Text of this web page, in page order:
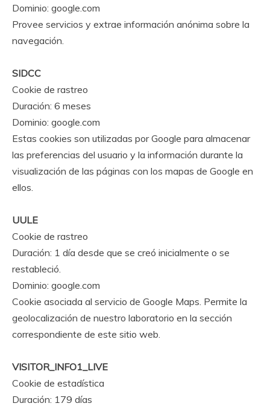
Dominio: google.com
Provee servicios y extrae información anónima sobre la
navegación.
SIDCC
Cookie de rastreo
Duración: 6 meses
Dominio: google.com
Estas cookies son utilizadas por Google para almacenar
las preferencias del usuario y la información durante la
visualización de las páginas con los mapas de Google en
ellos.
UULE
Cookie de rastreo
Duración: 1 día desde que se creó inicialmente o se
restableció.
Dominio: google.com
Cookie asociada al servicio de Google Maps. Permite la
geolocalización de nuestro laboratorio en la sección
correspondiente de este sitio web.
VISITOR_INFO1_LIVE
Cookie de estadística
Duración: 179 días